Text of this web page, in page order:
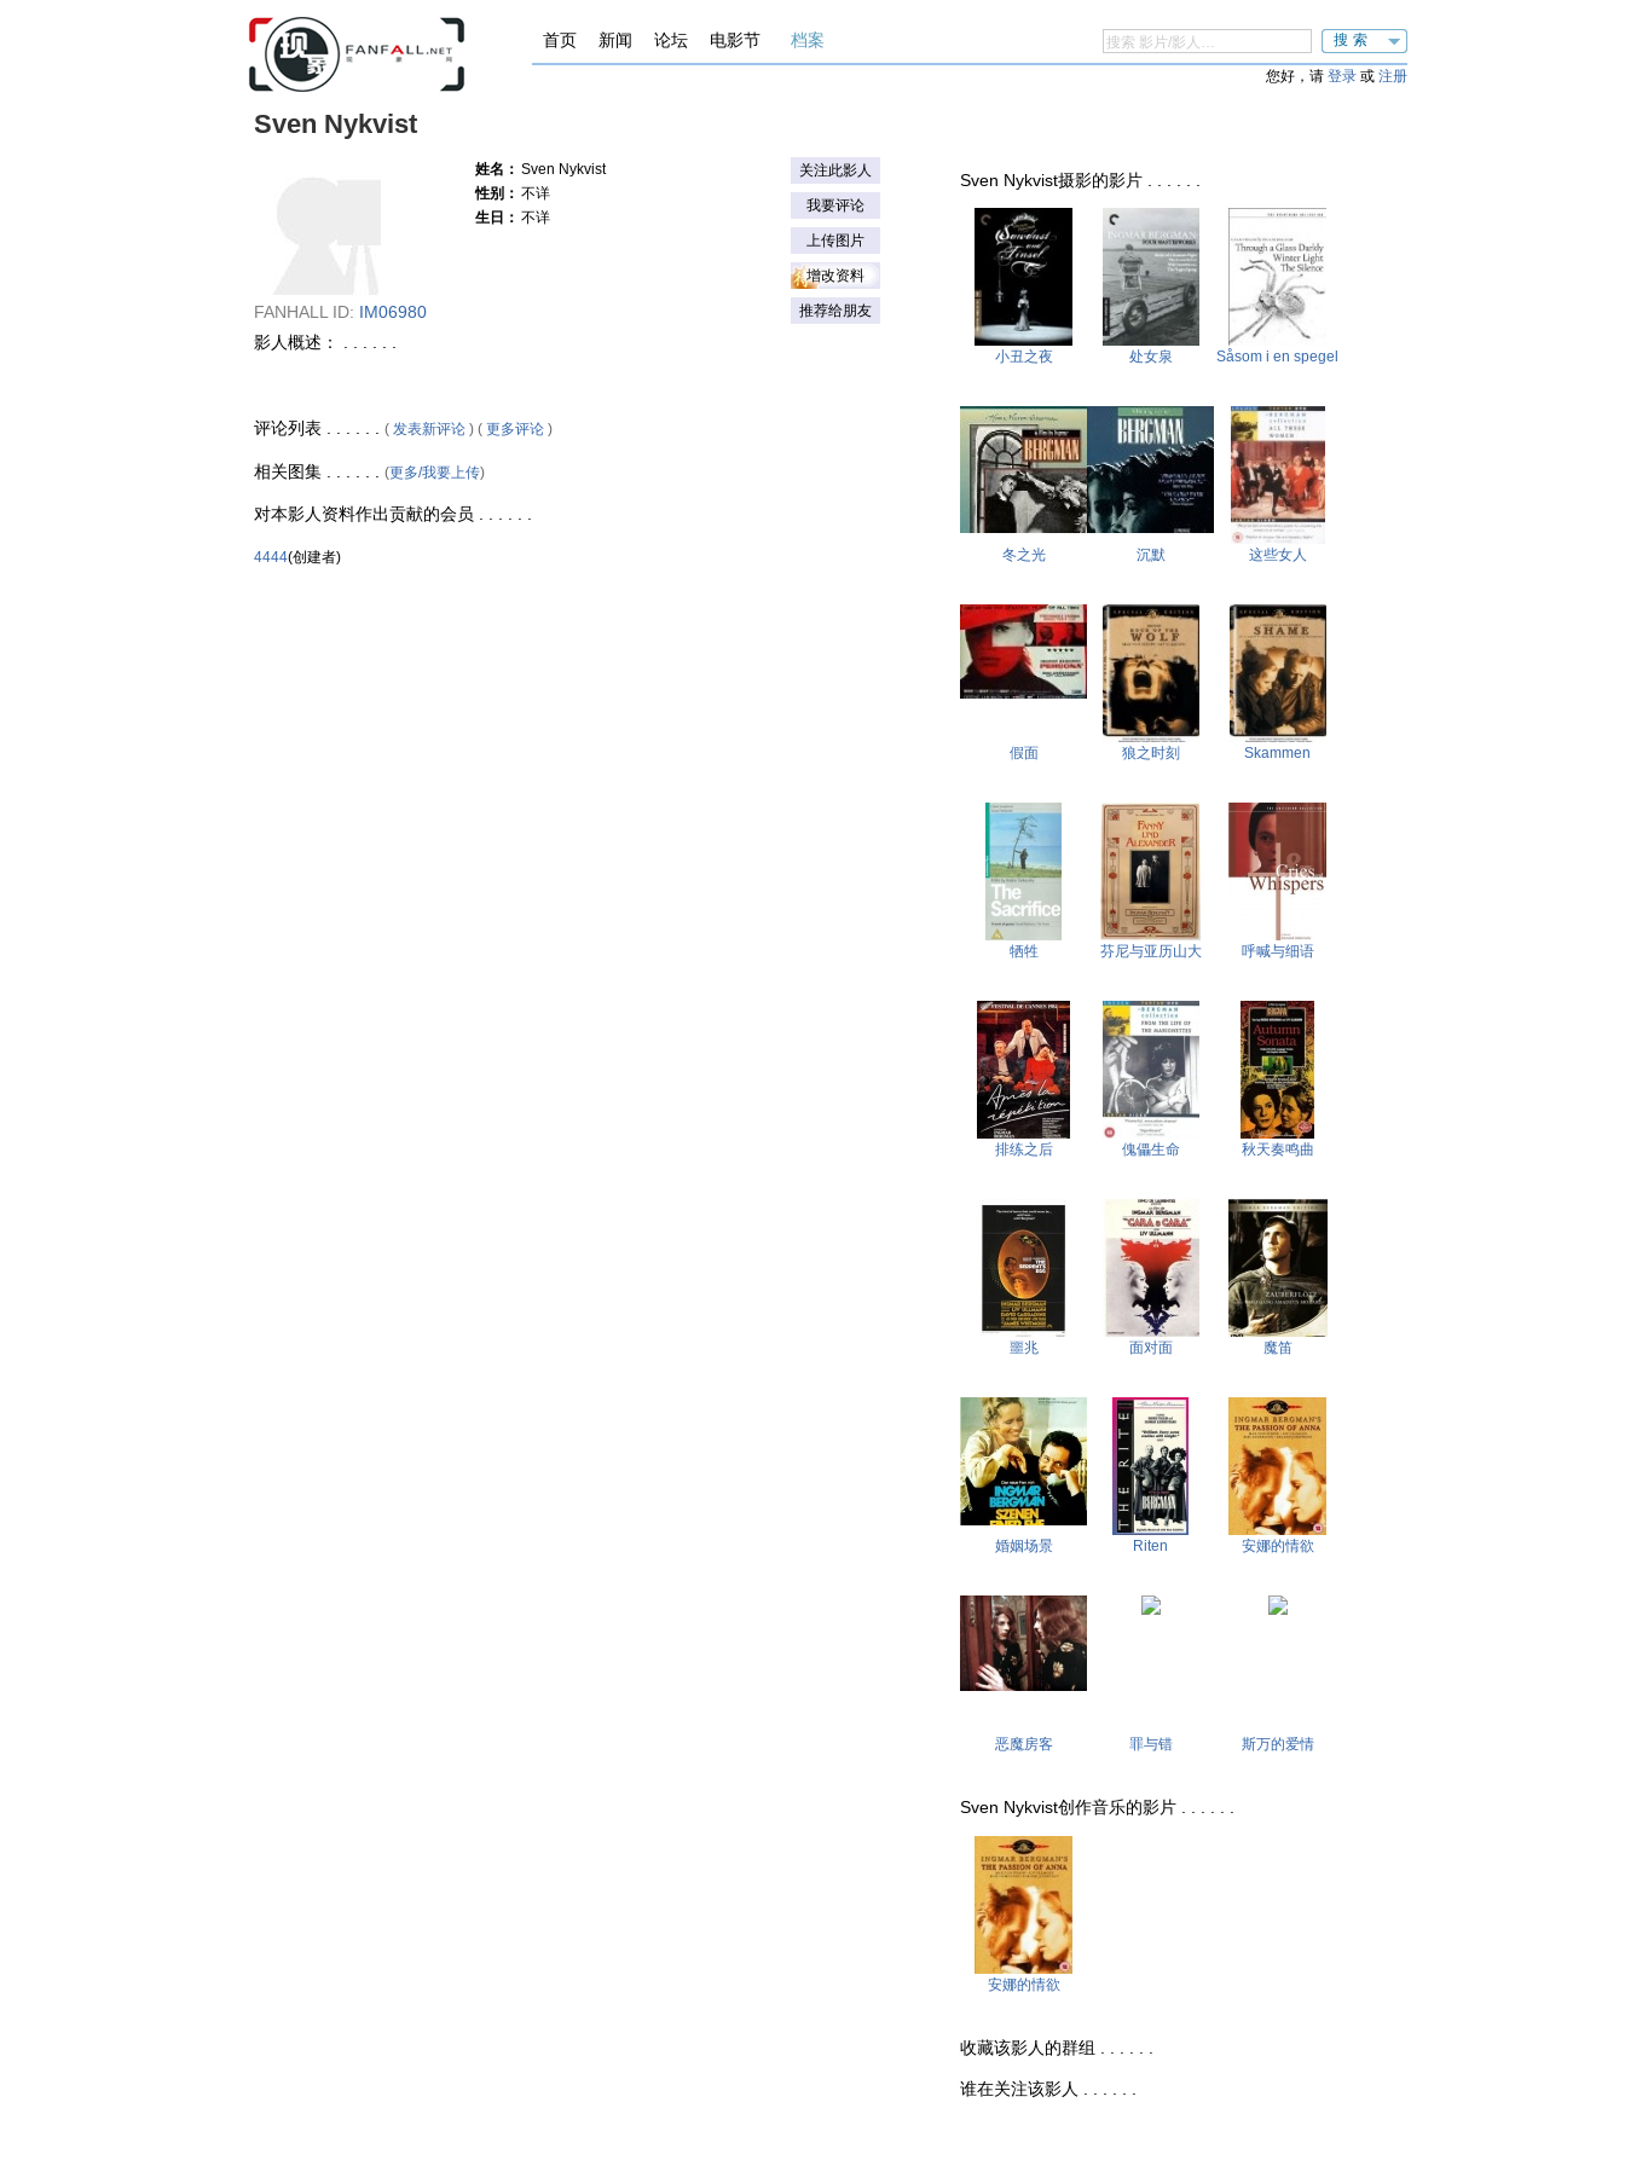
首页 新闻 论坛 电影节 档案 搜索
您好，请 登录 或 注册
Sven Nykvist
FANHALL ID: IM06980
姓名： Sven Nykvist
性别： 不详
生日： 不详
关注此影人
我要评论
上传图片
增改资料
推荐给朋友
影人概述： . . . . . .
评论列表 . . . . . . ( 发表新评论 ) ( 更多评论 )
相关图集 . . . . . . (更多/我要上传)
对本影人资料作出贡献的会员 . . . . . .
4444(创建者)
Sven Nykvist摄影的影片 . . . . . .
小丑之夜 处女泉 Såsom i en spegel
冬之光 沉默 这些女人
假面 狼之时刻 Skammen
牺牲 芬尼与亚历山大 呼喊与细语
排练之后 傀儡生命 秋天奏鸣曲
噩兆 面对面 魔笛
婚姻场景 Riten 安娜的情欲
恶魔房客 罪与错 斯万的爱情
Sven Nykvist创作音乐的影片 . . . . . .
安娜的情欲
收藏该影人的群组 . . . . . .
谁在关注该影人 . . . . . .